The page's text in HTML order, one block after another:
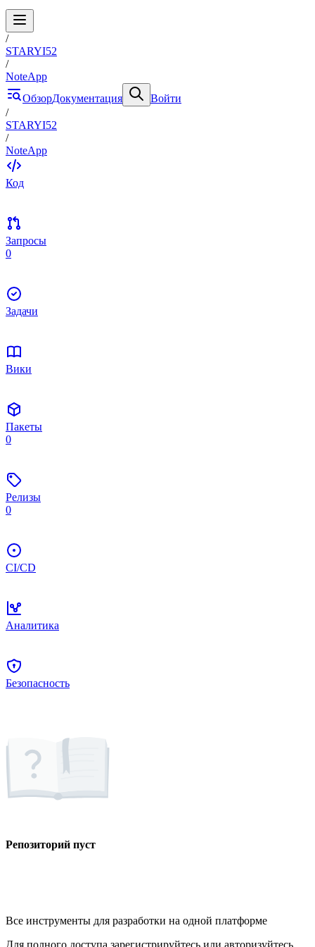
/
STARYI52
/
NoteApp
ОбзорДокументация
Войти
/
STARYI52
/
NoteApp
Код
Запросы
0
Задачи
Вики
Пакеты
0
Релизы
0
CI/CD
Аналитика
Безопасность
Репозиторий пуст
Все инструменты для разработки на одной платформе
Для полного доступа зарегистрируйтесь или авторизуйтесь